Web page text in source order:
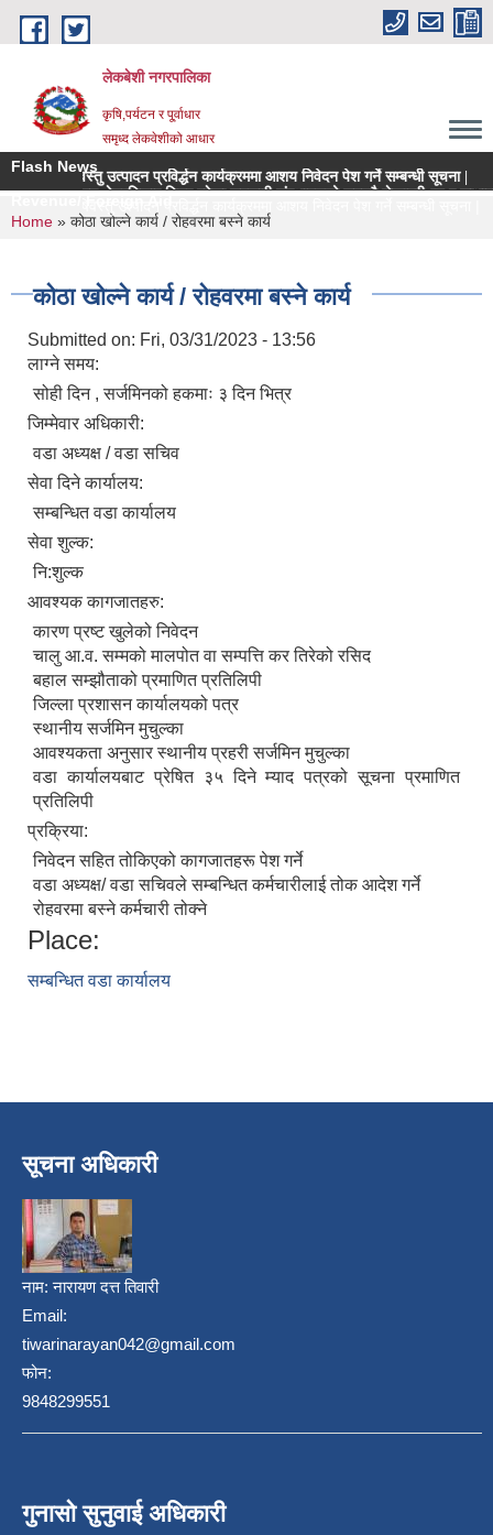
Skip to main content
लेकबेशी नगरपालिका
कृषि,पर्यटन र पू्र्वाधार
समृध्द लेकवेशीको आधार
Flash News
मूल्य कृषिवस्तु उत्पादन प्रविर्द्धन कार्यक्रममा आशय निवेदन पेश गर्ने सम्बन्धी सूचना |
नियमन क्षेत्रधिकार भित्र रहेका सहकारी संस्थाहरुको समयमै लेखापरीक्षण र साधारण
You are here
Home » कोठा खोल्ने कार्य / रोहवरमा बस्ने कार्य
कोठा खोल्ने कार्य / रोहवरमा बस्ने कार्य
Submitted on: Fri, 03/31/2023 - 13:56
लाग्ने समय:
सोही दिन , सर्जमिनको हकमाः ३ दिन भित्र
जिम्मेवार अधिकारी:
वडा अध्यक्ष / वडा सचिव
सेवा दिने कार्यालय:
सम्बन्धित वडा कार्यालय
सेवा शुल्क:
नि:शुल्क
आवश्यक कागजातहरु:
कारण प्रष्ट खुलेको निवेदन
चालु आ.व. सम्मको मालपोत वा सम्पत्ति कर तिरेको रसिद
बहाल सम्झौताको प्रमाणित प्रतिलिपी
जिल्ला प्रशासन कार्यालयको पत्र
स्थानीय सर्जमिन मुचुल्का
आवश्यकता अनुसार स्थानीय प्रहरी सर्जमिन मुचुल्का
वडा कार्यालयबाट प्रेषित ३५ दिने म्याद पत्रको सूचना प्रमाणित
प्रतिलिपी
प्रक्रिया:
निवेदन सहित तोकिएको कागजातहरू पेश गर्ने
वडा अध्यक्ष/ वडा सचिवले सम्बन्धित कर्मचारीलाई तोक आदेश गर्ने
रोहवरमा बस्ने कर्मचारी तोक्ने
Place:
सम्बन्धित वडा कार्यालय
सूचना अधिकारी
नाम:नारायण दत्त तिवारी
Email:
tiwarinarayan042@gmail.com
फोन:
9848299551
गुनासो सुनुवाई अधिकारी